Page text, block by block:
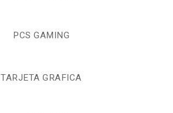
PCS GAMING
TARJETA GRAFICA